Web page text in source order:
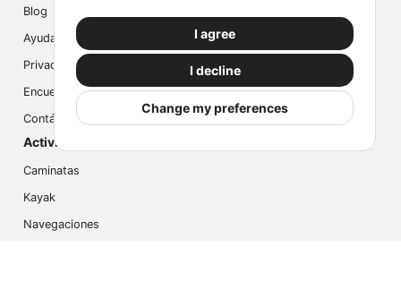
I agree
I decline
Change my preferences
Blog
Ayuda
Privacidad
Encuesta
Contáctanos
Actividades populares
Caminatas
Kayak
Navegaciones